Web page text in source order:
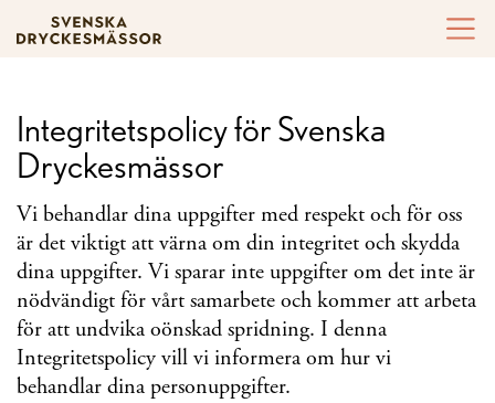
Hoppa till innehållet
Integritetspolicy för Svenska
Dryckesmässor
Vi behandlar dina uppgifter med respekt och för oss
är det viktigt att värna om din integritet och skydda
dina uppgifter. Vi sparar inte uppgifter om det inte är
nödvändigt för vårt samarbete och kommer att arbeta
för att undvika oönskad spridning. I denna
Integritetspolicy vill vi informera om hur vi
behandlar dina personuppgifter.